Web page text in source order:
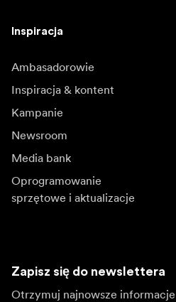
Inspiracja
Ambasadorowie
Inspiracja & kontent
Kampanie
Newsroom
Media bank
Oprogramowanie
sprzętowe i aktualizacje
Zapisz się do newslettera
Otrzymuj najnowsze